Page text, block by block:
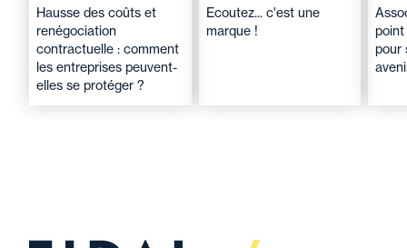
Hausse des coûts et
renégociation
contractuelle : comment
les entreprises peuvent-
elles se protéger ?
Ecoutez... c'est une
marque !
pour